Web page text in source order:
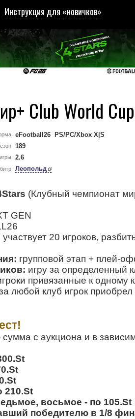
Инструкция для «новичков»
Club World
eFootball26 PS/PC/Xbox X|S
189
2.6
Леопольд
(Клубный чемпионат
GEN
участвует 20 игроков,
групповой этап + плей-
игру за определенный
привязанные к одному
любой клуб игрок
сумма с аукциона и в
210.St
восьмое - по 105.St
победителю в 1/8